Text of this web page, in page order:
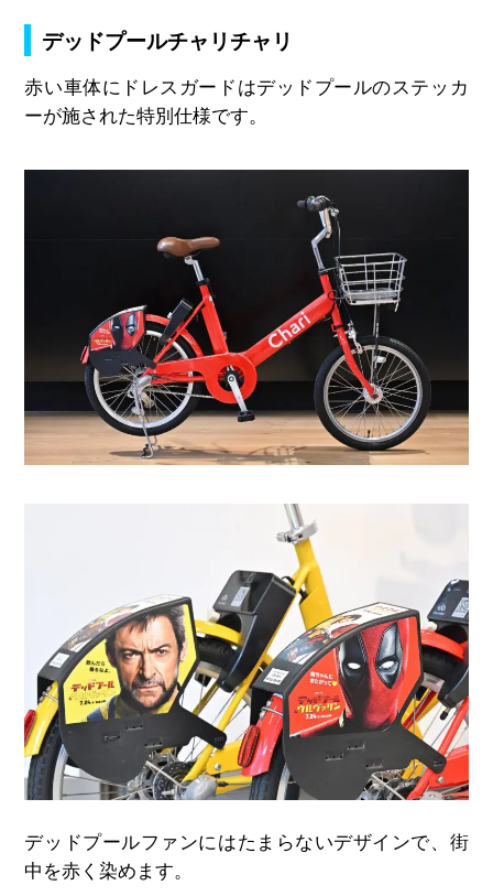
デッドプールチャリチャリ
赤い車体にドレスガードはデッドプールのステッカ
ーが施された特別仕様です。
デッドプールファンにはたまらないデザインで、街
中を赤く染めます。